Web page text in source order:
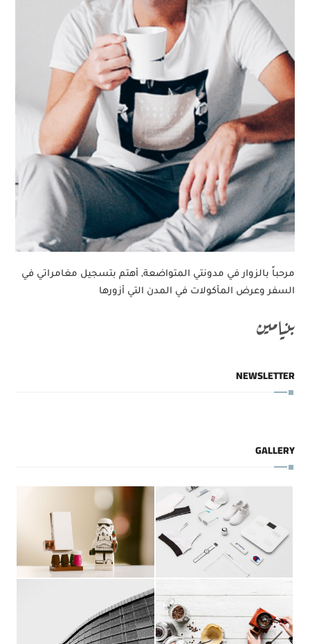
مرحباً بالزوار في مدونتي المتواضعة, أهتم بتسجيل مغامراتي في
السفر وعرض المأكولات في المدن التي أزورها
بنيامين
NEWSLETTER
GALLERY